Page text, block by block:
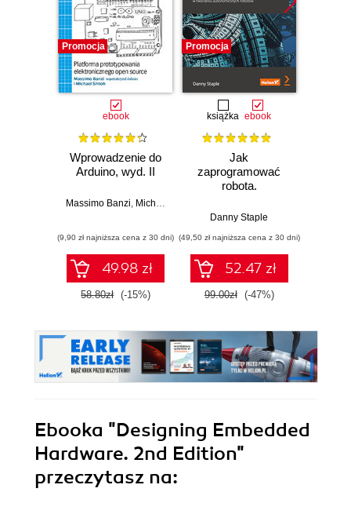
Promocja
ebook
Wprowadzenie do
Arduino, wyd. II
Massimo Banzi, Michael Shiloh
(9,90 zł najniższa cena z 30 dni)
49.98 zł
58.80zł (-15%)
Promocja
książka ebook
Jak
zaprogramować
robota.
Raspberry Pi i
tworzeniu
autonomicznych
robotów. Wydanie
II
Danny Staple
(49,50 zł najniższa cena z 30 dni)
52.47 zł
99.00zł (-47%)
Ebooka "Designing Embedded
Hardware. 2nd Edition"
przeczytasz na: